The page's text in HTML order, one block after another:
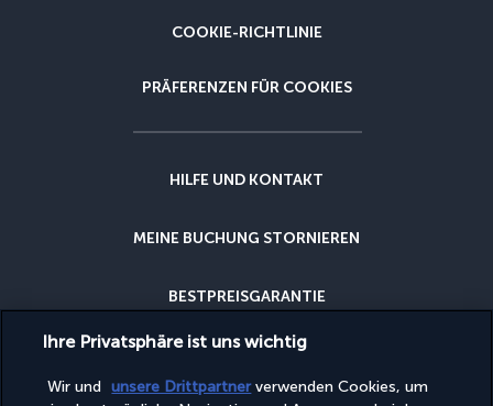
COOKIE-RICHTLINIE
PRÄFERENZEN FÜR COOKIES
HILFE UND KONTAKT
MEINE BUCHUNG STORNIEREN
BESTPREISGARANTIE
STORNIERUNGSGARANTIE
Ihre Privatsphäre ist uns wichtig
Wir und unsere Drittpartnerverwenden Cookies, um